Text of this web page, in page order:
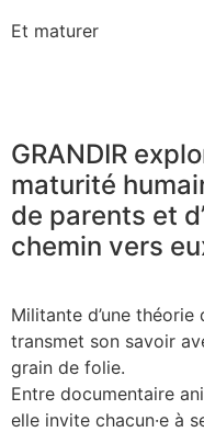
Et maturer
GRANDIR
maturité
de parents et
chemin vers
Militante d’une théorie
transmet son savoir
grain de folie.
Entre documentaire
elle invite chacun·e à